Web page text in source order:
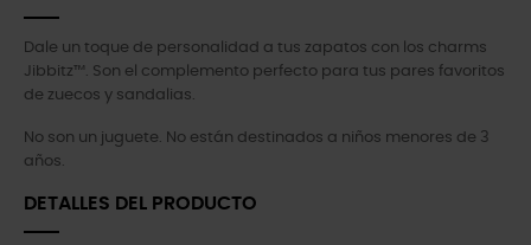
Dale un toque de personalidad a tus zapatos con los charms
Jibbitz™. Son el complemento perfecto para tus pares favoritos
de zuecos y sandalias.
No son un juguete. No están destinados a niños menores de 3
años.
DETALLES DEL PRODUCTO